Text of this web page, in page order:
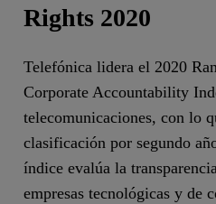
Rights 2020
Telefónica lidera el 2020
Corporate Accountability
telecomunicaciones, con lo
clasificación por segundo
índice evalúa la
empresas tecnológicas y de